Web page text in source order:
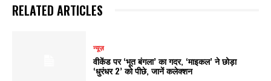
RELATED ARTICLES
न्यूज़
वीकेंड पर ‘भूत बंगला’ का गदर, ‘माइकल’ ने छोड़ा
‘धुरंधर 2’ को पीछे, जानें कलेक्शन